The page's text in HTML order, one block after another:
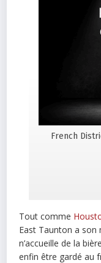
French
Tout comme
East Taunton a son
n’accueille de la
enfin être gardé au